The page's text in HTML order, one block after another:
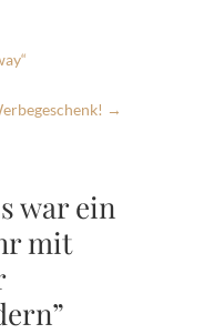
→
war ein
mit